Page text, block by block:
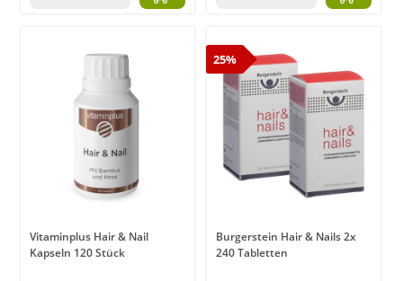
Vitaminplus Hair & Nail
Kapseln 120 Stück
25%
Burgerstein Hair & Nails 2x
240 Tabletten